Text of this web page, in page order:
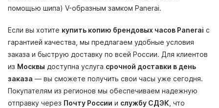
помощью шипа) V-образным замком Panerai.
Если вы хотите купить копию брендовых часов Panerai с
гарантией качества, мы предлагаем удобные условия
заказа и быструю доставку по всей России. Для клиентов
из Москвы доступна услуга срочной доставки в день
заказа — вы сможете получить свои часы уже сегодня.
Покупателям из регионов мы обеспечиваем надежную
отправку через Почту России и службу СДЭК , что